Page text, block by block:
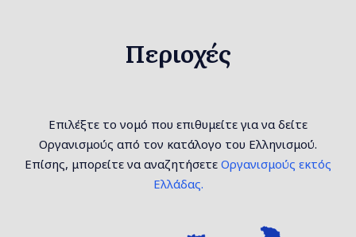
Περιοχές
Επιλέξτε το νομό που επιθυμείτε για να δείτε
Οργανισμούς από τον κατάλογο του Ελληνισμού.
Επίσης, μπορείτε να αναζητήσετε Οργανισμούς εκτός
Ελλάδας.